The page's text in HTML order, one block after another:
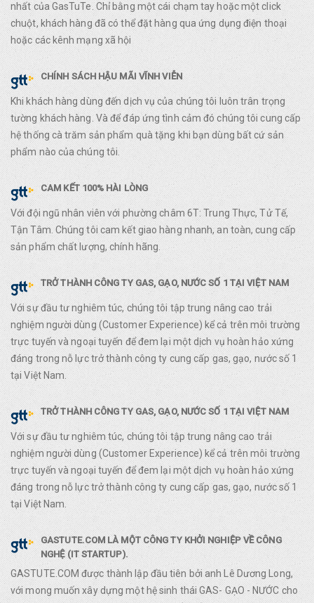
nhất của GasTuTe. Chỉ bằng một cái chạm tay hoặc một click
chuột, khách hàng đã có thể đặt hàng qua ứng dụng điện thoại
hoặc các kênh mạng xã hội
CHÍNH SÁCH HẬU MÃI VĨNH VIỄN
Khi khách hàng dùng đến dịch vụ của chúng tôi luôn trân trọng
tường khách hàng. Và để đáp ứng tình cảm đó chúng tôi cung cấp
hệ thống cà trăm sản phẩm quà tặng khi bạn dùng bất cứ sản
phẩm nào của chúng tôi.
CAM KẾT 100% HÀI LÒNG
Với đội ngũ nhân viên với phường châm 6T: Trung Thực, Tử Tế,
Tận Tâm. Chúng tôi cam kết giao hàng nhanh, an toàn, cung cấp
sản phẩm chất lượng, chính hãng.
TRỞ THÀNH CÔNG TY GAS, GẠO, NƯỚC SỐ 1 TẠI VIỆT NAM
Với sự đầu tư nghiêm túc, chúng tôi tập trung nâng cao trải
nghiệm người dùng (Customer Experience) kể cả trên môi trường
trực tuyến và ngoại tuyến để đem lại một dịch vụ hoàn hảo xứng
đáng trong nỗ lực trở thành công ty cung cấp gas, gạo, nước số 1
tại Việt Nam.
TRỞ THÀNH CÔNG TY GAS, GẠO, NƯỚC SỐ 1 TẠI VIỆT NAM
Với sự đầu tư nghiêm túc, chúng tôi tập trung nâng cao trải
nghiệm người dùng (Customer Experience) kể cả trên môi trường
trực tuyến và ngoại tuyến để đem lại một dịch vụ hoàn hảo xứng
đáng trong nỗ lực trở thành công ty cung cấp gas, gạo, nước số 1
tại Việt Nam.
GASTUTE.COM LÀ MỘT CÔNG TY KHỞI NGHIỆP VỀ CÔNG
NGHỆ (IT STARTUP).
GASTUTE.COM được thành lập đầu tiên bởi anh Lê Dương Long,
với mong muốn xây dựng một hệ sinh thái GAS- GẠO - NƯỚC cho